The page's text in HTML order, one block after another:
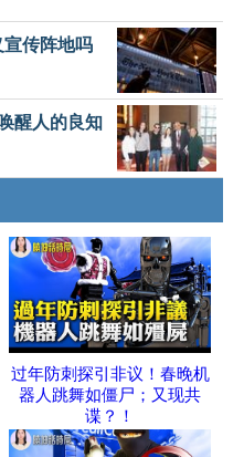
传阵地吗
醒人的良知
过年防刺探引非议！春晚机
器人跳舞如僵尸；又现共
谍？！